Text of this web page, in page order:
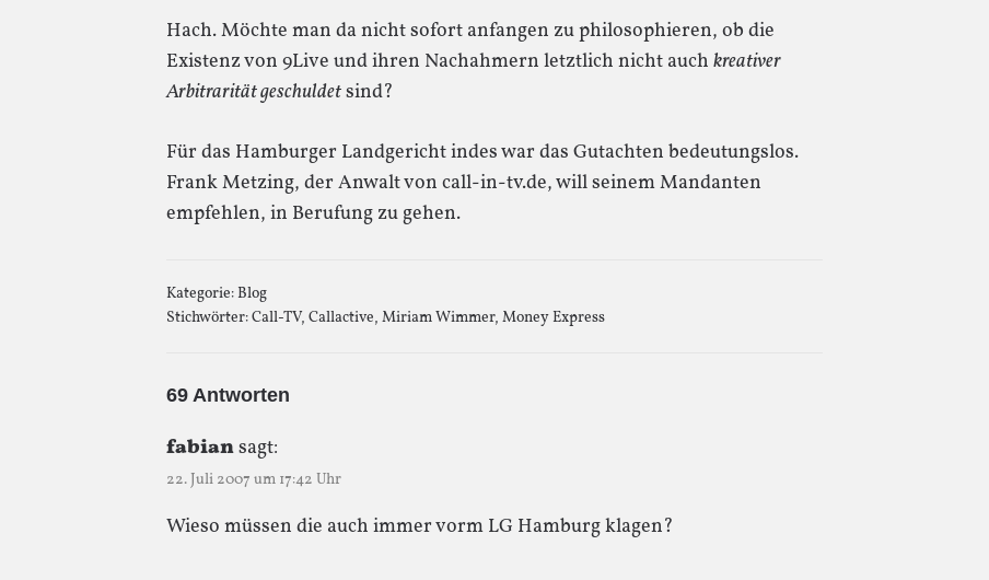
Hach. Möchte man da nicht sofort anfangen zu philosophieren, ob die
Existenz von 9Live und ihren Nachahmern letztlich nicht auch kreativer
Arbitrarität geschuldetsind?
Für das Hamburger Landgericht indes war das Gutachten bedeutungslos.
Frank Metzing, der Anwalt von call-in-tv.de, will seinem Mandanten
empfehlen, in Berufung zu gehen.
Kategorie:Blog
Stichwörter:Call-TV, Callactive, Miriam Wimmer, Money Express
69 Antworten
fabiansagt:
22. Juli 2007 um 17:42 Uhr
Wieso müssen die auch immer vorm LG Hamburg klagen?